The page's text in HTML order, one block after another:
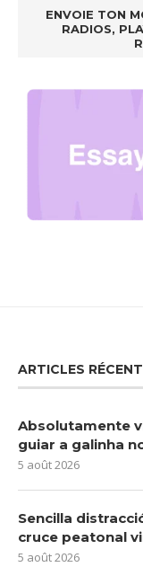
ENVOIE TON
RADIOS,
ARTICLES
Absolutamente
guiar a galinha
5 août 2026
Sencilla
cruce peatonal
5 août 2026